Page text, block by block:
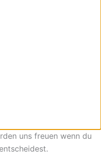
uns freuen wenn du